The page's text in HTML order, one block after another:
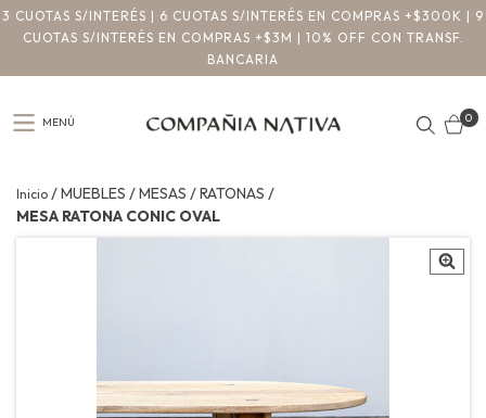
3 CUOTAS S/INTERÉS | 6 CUOTAS S/INTERÉS EN COMPRAS +$300K | 9
CUOTAS S/INTERÉS EN COMPRAS +$3M | 10% OFF CON TRANSF.
BANCARIA
MENÚ 0
Inicio /MUEBLES /MESAS /RATONAS /
MESA RATONA CONIC OVAL